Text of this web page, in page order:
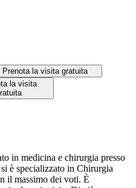
Prenota la visita gratuita
la visita
in medicina e chirurgia presso
è specializzato in Chirurgia
il massimo dei voti. È